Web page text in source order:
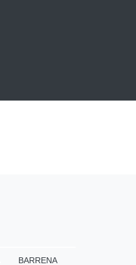
BARRENA